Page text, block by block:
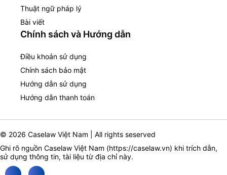
Thuật ngữ pháp lý
Bài viết
Chính sách và Hướng dẫn
Điều khoản sử dụng
Chính sách bảo mật
Hướng dẫn sử dụng
Hướng dẫn thanh toán
© 2026 Caselaw Việt Nam | All rights seserved
Ghi rõ nguồn Caselaw Việt Nam (https://caselaw.vn) khi trích dẫn,
sử dụng thông tin, tài liệu từ địa chỉ này.